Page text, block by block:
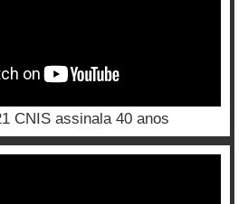
CNIS assinala 40 anos